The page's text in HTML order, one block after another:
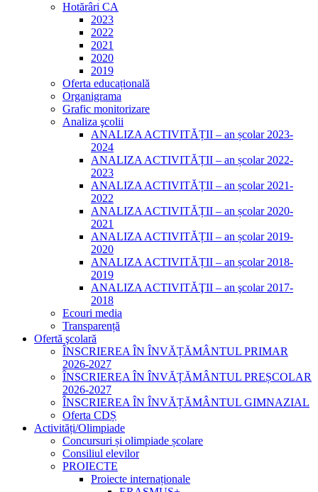
Hotărâri CA
2023
2022
2021
2020
2019
Oferta educațională
Organigrama
Grafic monitorizare
Analiza şcolii
ANALIZA ACTIVITĂȚII – an școlar 2023-
2024
ANALIZA ACTIVITĂȚII – an școlar 2022-
2023
ANALIZA ACTIVITĂȚII – an școlar 2021-
2022
ANALIZA ACTIVITĂȚII – an școlar 2020-
2021
ANALIZA ACTIVITĂȚII – an școlar 2019-
2020
ANALIZA ACTIVITĂȚII – an școlar 2018-
2019
ANALIZA ACTIVITĂŢII – an şcolar 2017-
2018
Ecouri media
Transparență
Ofertă şcolară
ÎNSCRIEREA ÎN ÎNVĂȚĂMÂNTUL PRIMAR
2026-2027
ÎNSCRIEREA ÎN ÎNVĂȚĂMÂNTUL PREȘCOLAR
2026-2027
ÎNSCRIEREA ÎN ÎNVĂȚĂMÂNTUL GIMNAZIAL
Oferta CDȘ
Activități/Olimpiade
Concursuri și olimpiade școlare
Consiliul elevilor
PROIECTE
Proiecte internaționale